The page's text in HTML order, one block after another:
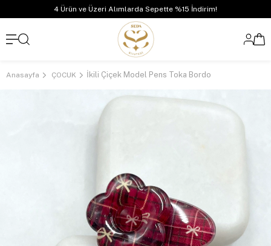
4 Ürün ve Üzeri Alımlarda Sepette %15 İndirim!
Anasayfa ÇOCUK İkili Çiçek Model Pens Toka Bordo